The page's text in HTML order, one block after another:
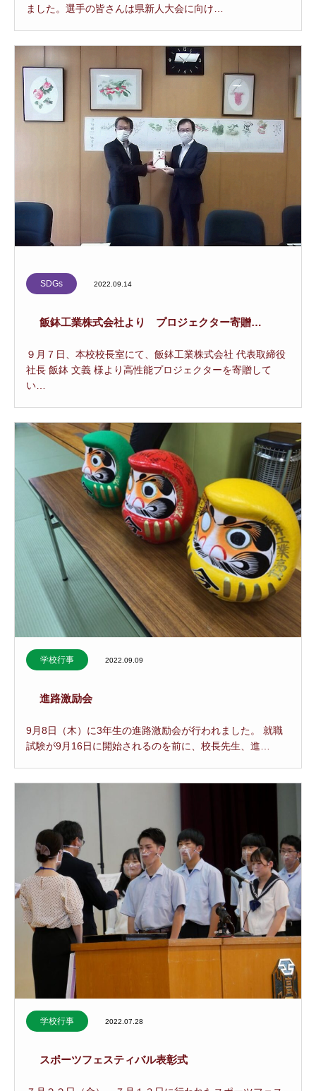
ました。選手の皆さんは県新人大会に向け…
SDGs 2022.09.14
飯鉢工業株式会社より プロジェクター寄贈…
９月７日、本校校長室にて、飯鉢工業株式会社 代表取締役
社長 飯鉢 文義 様より高性能プロジェクターを寄贈して
い…
学校行事 2022.09.09
進路激励会
9月8日（木）に3年生の進路激励会が行われました。 就職
試験が9月16日に開始されるのを前に、校長先生、進…
学校行事 2022.07.28
スポーツフェスティバル表彰式